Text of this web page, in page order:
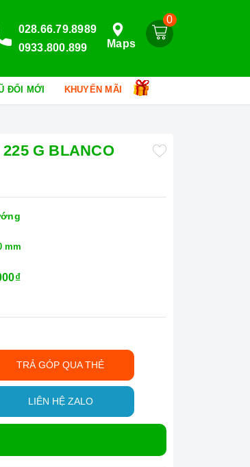
0
Maps
028.66.79.8989
0933.800.899
ĐỔI MỚI KHUYẾN MÃI
G BLANCO
mm
TRẢ GÓP QUA THẺ
LIÊN HỆ ZALO